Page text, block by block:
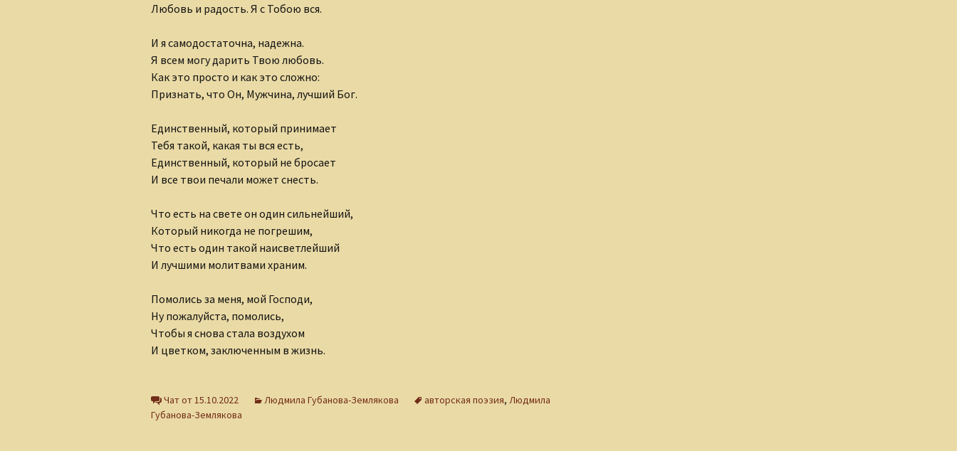
Любовь и радость. Я с Тобою вся.
И я самодостаточна, надежна.
Я всем могу дарить Твою любовь.
Как это просто и как это сложно:
Признать, что Он, Мужчина, лучший Бог.
Единственный, который принимает
Тебя такой, какая ты вся есть,
Единственный, который не бросает
И все твои печали может снесть.
Что есть на свете он один сильнейший,
Который никогда не погрешим,
Что есть один такой наисветлейший
И лучшими молитвами храним.
Помолись за меня, мой Господи,
Ну пожалуйста, помолись,
Чтобы я снова стала воздухом
И цветком, заключенным в жизнь.
Чат от 15.10.2022 Людмила Губанова-Землякова авторская поэзия, Людмила
Губанова-Землякова